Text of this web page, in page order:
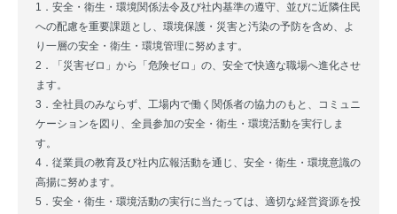
1．安全・衛生・環境関係法令及び社内基準の遵守、並びに近隣住民
への配慮を重要課題とし、環境保護・災害と汚染の予防を含め、よ
り一層の安全・衛生・環境管理に努めます。
2．「災害ゼロ」から「危険ゼロ」の、安全で快適な職場へ進化させ
ます。
3．全社員のみならず、工場内で働く関係者の協力のもと、コミュニ
ケーションを図り、全員参加の安全・衛生・環境活動を実行しま
す。
4．従業員の教育及び社内広報活動を通じ、安全・衛生・環境意識の
高揚に努めます。
5．安全・衛生・環境活動の実行に当たっては、適切な経営資源を投